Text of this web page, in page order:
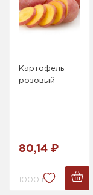
Картофель
розовый
80,14 ₽
1000 г.